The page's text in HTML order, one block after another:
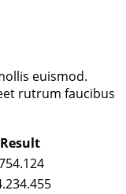
euismod.
rutrum faucibus
Result